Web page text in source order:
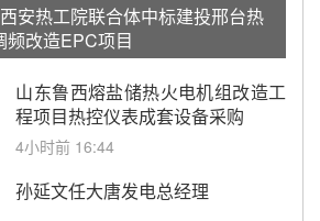
安热工院联合体中标建投邢台热
频改造EPC项目
山东鲁西熔盐储热火电机组改造工
程项目热控仪表成套设备采购
4小时前 16:44
孙延文任大唐发电总经理